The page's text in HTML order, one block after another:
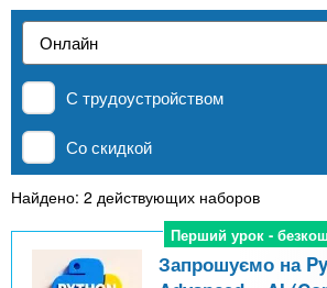
n
t
s
.
i
х
д
е
н
MBA
Онлайн курсы
За рубежом
С трудоустройством
Со скидкой
Найдено: 2 действующих наборов
Перший урок -
Перший урок -
Запрошуємо на